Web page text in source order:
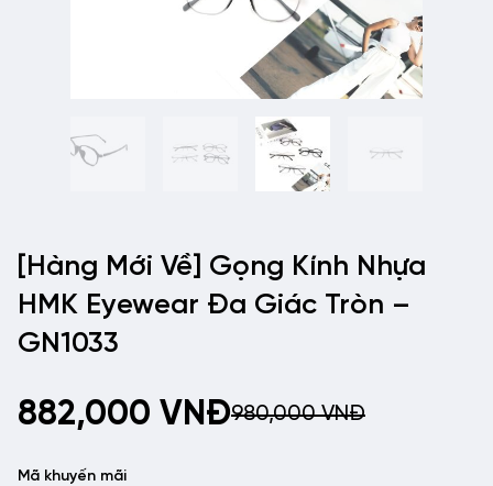
[Hàng Mới Về] Gọng Kính Nhựa
HMK Eyewear Đa Giác Tròn –
GN1033
882,000 VNĐ980,000VNĐ
Mã khuyến mãi